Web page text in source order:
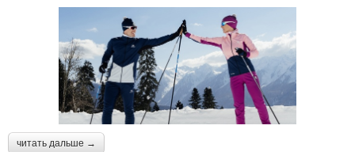
читать дальше →